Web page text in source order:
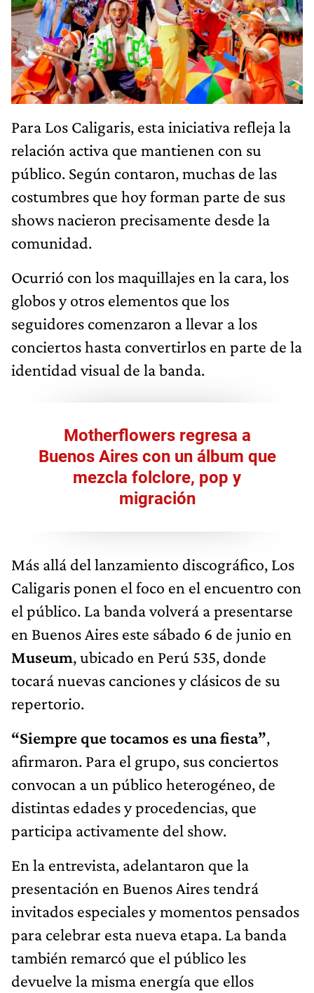
Para Los Caligaris, esta iniciativa refleja la
relación activa que mantienen con su
público. Según contaron, muchas de las
costumbres que hoy forman parte de sus
shows nacieron precisamente desde la
comunidad.
Ocurrió con los maquillajes en la cara, los
globos y otros elementos que los
seguidores comenzaron a llevar a los
conciertos hasta convertirlos en parte de la
identidad visual de la banda.
Motherflowers regresa a
Buenos Aires con un álbum que
mezcla folclore, pop y
migración
Más allá del lanzamiento discográfico, Los
Caligaris ponen el foco en el encuentro con
el público. La banda volverá a presentarse
en Buenos Aires este sábado 6 de junio en
Museum, ubicado en Perú 535, donde
tocará nuevas canciones y clásicos de su
repertorio.
“Siempre que tocamos es una fiesta”,
afirmaron. Para el grupo, sus conciertos
convocan a un público heterogéneo, de
distintas edades y procedencias, que
participa activamente del show.
En la entrevista, adelantaron que la
presentación en Buenos Aires tendrá
invitados especiales y momentos pensados
para celebrar esta nueva etapa. La banda
también remarcó que el público les
devuelve la misma energía que ellos